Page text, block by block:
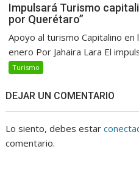
Impulsará Turismo
por Querétaro”
Apoyo al turismo Capitalino
enero Por Jahaira Lara El
Turismo
DEJAR UN COMENTARIO
Lo siento, debes estar
comentario.